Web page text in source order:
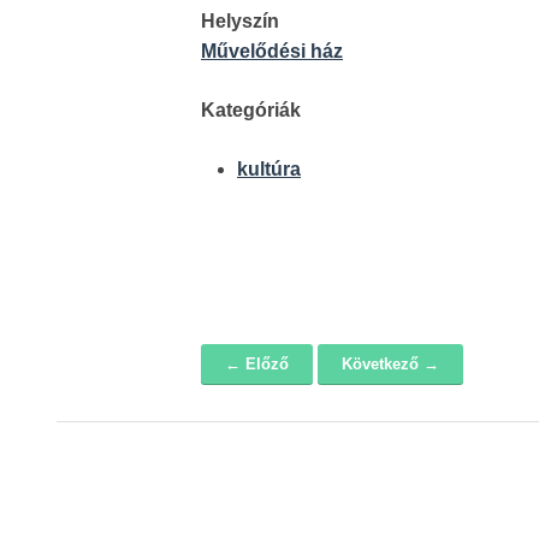
Helyszín
Művelődési ház
Kategóriák
kultúra
← Előző Következő →